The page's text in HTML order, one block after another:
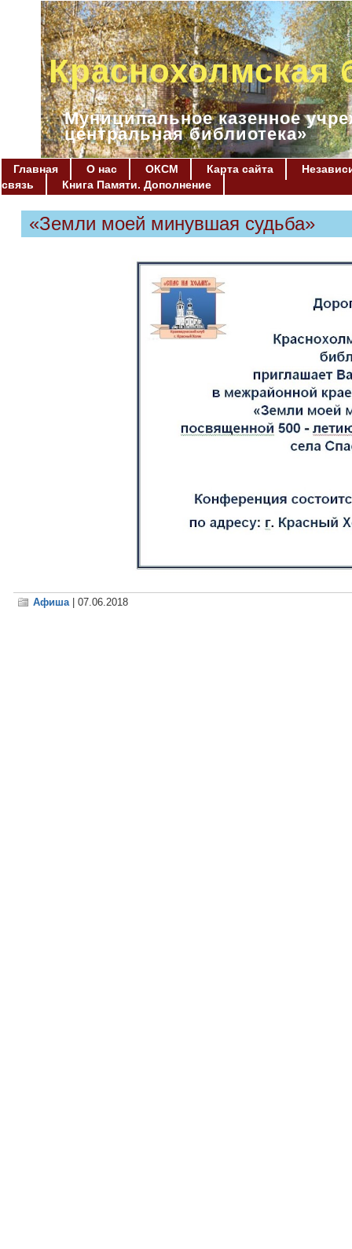
Краснохолмская
Муниципальное казенное
центральная библиотека»
Главная О нас ОКСМ Карта сайта
связь
Книга Памяти. Дополнение
«Земли моей минувшая судьба»
Афиша| 07.06.2018